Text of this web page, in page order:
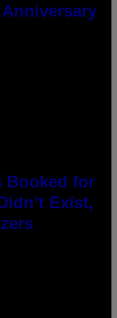
Booked for
Exist,